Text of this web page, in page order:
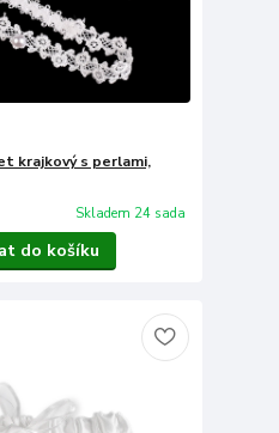
krajkový s perlami,
Skladem 24 sada
do košíku